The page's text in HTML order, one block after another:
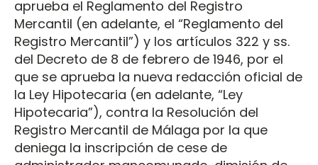
aprueba el Reglamento del Registro
Mercantil (en adelante, el “Reglamento del
Registro Mercantil”) y los artículos 322 y ss.
del Decreto de 8 de febrero de 1946, por el
que se aprueba la nueva redacción oficial de
la Ley Hipotecaria (en adelante, “Ley
Hipotecaria”), contra la Resolución del
Registro Mercantil de Málaga por la que
deniega la inscripción de cese de